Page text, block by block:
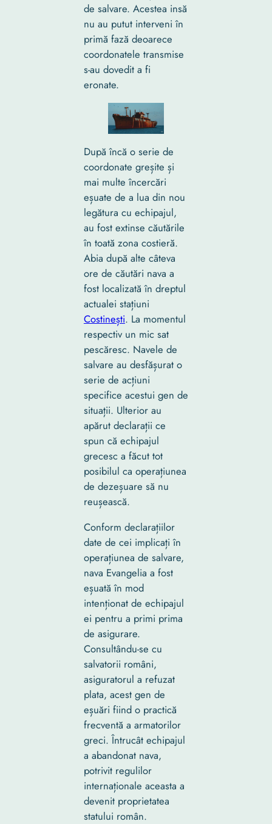
de salvare. Acestea insă
nu au putut interveni în
primă fază deoarece
coordonatele transmise
s-au dovedit a fi
eronate.
După încă o serie de
coordonate greșite și
mai multe încercări
eșuate de a lua din nou
legătura cu echipajul,
au fost extinse căutările
în toată zona costieră.
Abia după alte câteva
ore de căutări nava a
fost localizată în dreptul
actualei stațiuni
Costinești. La momentul
respectiv un mic sat
pescăresc. Navele de
salvare au desfășurat o
serie de acțiuni
specifice acestui gen de
situații. Ulterior au
apărut declarații ce
spun că echipajul
grecesc a făcut tot
posibilul ca operațiunea
de dezeșuare să nu
reușească.
Conform declarațiilor
date de cei implicați în
operațiunea de salvare,
nava Evangelia a fost
eșuată în mod
intenționat de echipajul
ei pentru a primi prima
de asigurare.
Consultându-se cu
salvatorii români,
asiguratorul a refuzat
plata, acest gen de
eșuări fiind o practică
frecventă a armatorilor
greci. Întrucât echipajul
a abandonat nava,
potrivit regulilor
internaționale aceasta a
devenit proprietatea
statului român.